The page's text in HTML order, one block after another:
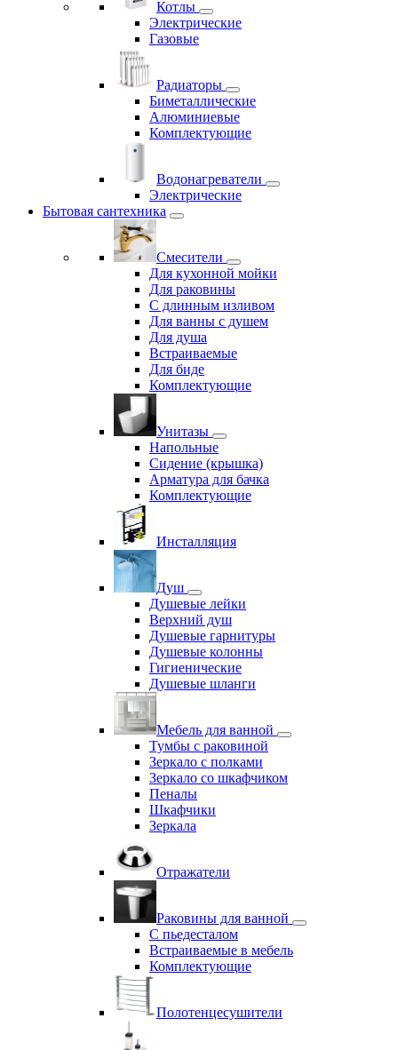
Котлы
Электрические
Газовые
Радиаторы
Биметаллические
Алюминиевые
Комплектующие
Водонагреватели
Электрические
Бытовая сантехника
Смесители
Для кухонной мойки
Для раковины
С длинным изливом
Для ванны с душем
Для душа
Встраиваемые
Для биде
Комплектующие
Унитазы
Напольные
Сидение (крышка)
Арматура для бачка
Комплектующие
Инсталляция
Душ
Душевые лейки
Верхний душ
Душевые гарнитуры
Душевые колонны
Гигиенические
Душевые шланги
Мебель для ванной
Тумбы с раковиной
Зеркало с полками
Зеркало со шкафчиком
Пеналы
Шкафчики
Зеркала
Отражатели
Раковины для ванной
С пьедесталом
Встраиваемые в мебель
Комплектующие
Полотенцесушители